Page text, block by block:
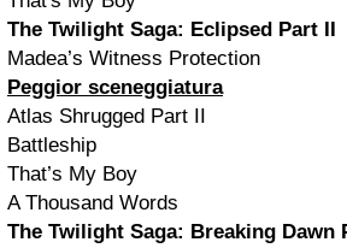
The Twilight Saga: Eclipsed Part II
Madea’s Witness Protection
Peggior sceneggiatura
Atlas Shrugged Part II
Battleship
That’s My Boy
A Thousand Words
The Twilight Saga: Breaking Dawn